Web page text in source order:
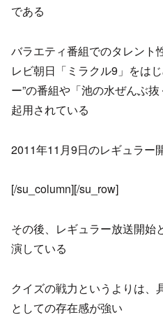
である
バラエティ番組でのタレント
レビ朝日「ミラクル9」をは
ー”の番組や「池の水ぜんぶ
起用されている
2011年11月9日のレギュラー
[/su_column][/su_row]
その後、レギュラー放送開始
演している
クイズの戦力というよりは、
としての存在感が強い